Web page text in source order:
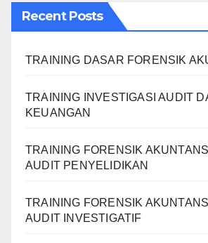
Recent Posts
TRAINING DASAR FORENSIK
TRAINING INVESTIGASI AUDIT
KEUANGAN
TRAINING FORENSIK
AUDIT PENYELIDIKAN
TRAINING FORENSIK
AUDIT INVESTIGATIF